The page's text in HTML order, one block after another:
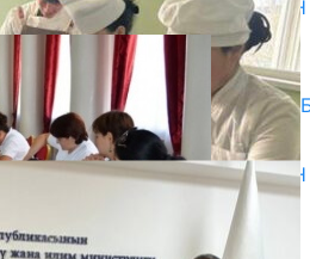
ЖОЖДОРГО КАБЫЛ АЛУУНУН
БАШТАЛДЫ
27.07.2026
ӨЗҮҢДҮН КЕЛЕЧЕГИҢ ҮЧҮН
20.07.2026
ЖОЖДОРГО КАБЫЛ АЛУУНУН
20.07.2026